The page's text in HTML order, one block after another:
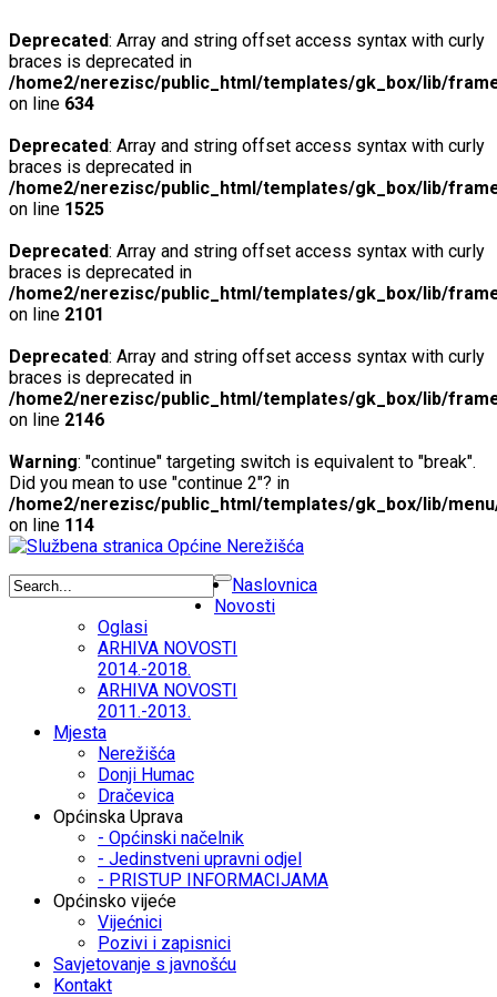
Deprecated: Array and string offset access syntax with curly
braces is deprecated in
/home2/nerezisc/public_html/templates/gk_box/lib/
on line 634
Deprecated: Array and string offset access syntax with curly
braces is deprecated in
/home2/nerezisc/public_html/templates/gk_box/lib/
on line 1525
Deprecated: Array and string offset access syntax with curly
braces is deprecated in
/home2/nerezisc/public_html/templates/gk_box/lib/
on line 2101
Deprecated: Array and string offset access syntax with curly
braces is deprecated in
/home2/nerezisc/public_html/templates/gk_box/lib/
on line 2146
Warning: "continue" targeting switch is equivalent to "break".
Did you mean to use "continue 2"? in
/home2/nerezisc/public_html/templates/gk_box/lib/
on line 114
Naslovnica
Novosti
Oglasi
ARHIVA NOVOSTI
2014.-2018.
ARHIVA NOVOSTI
2011.-2013.
Mjesta
Nerežišća
Donji Humac
Dračevica
Općinska Uprava
- Općinski načelnik
- Jedinstveni upravni odjel
- PRISTUP INFORMACIJAMA
Općinsko vijeće
Vijećnici
Pozivi i zapisnici
Savjetovanje s javnošću
Kontakt